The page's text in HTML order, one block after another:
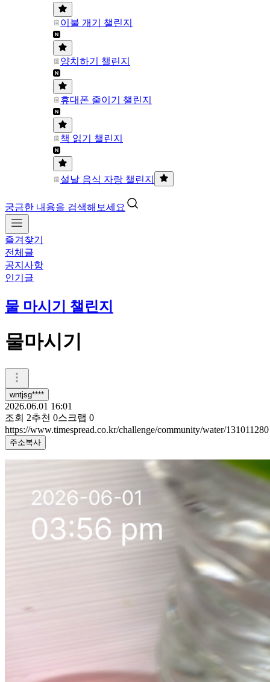
이불 개기 챌린지
양치하기 챌린지
휴대폰 줄이기 챌린지
책 읽기 챌린지
설날 음식 자랑 챌린지
궁금한 내용을 검색해보세요
즐겨찾기
전체글
공지사항
인기글
물 마시기 챌린지
물마시기
wntjsg****
2026.06.01 16:01
조회 2추천 0스크랩 0
https://www.timespread.co.kr/challenge/community/water/131011280
주소복사